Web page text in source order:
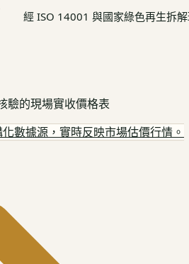
經 ISO 14001 與國家綠色再生拆
驗的現場實收價格表
數據源，實時反映市場估價行情。